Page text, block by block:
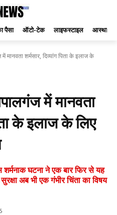
पैसा ऑटो-टेक लाइफस्टाइल आस्था
शर्मसार, दिव्यांग पिता के इलाज के
में मानवता
के इलाज के लिए
घटना ने एक बार फिर से यह
अब भी एक गंभीर चिंता का विषय